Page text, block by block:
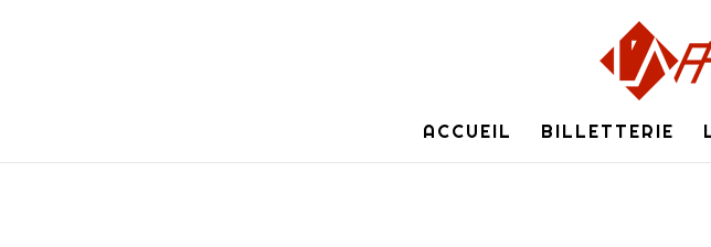
ACCUEIL BILLETTERIE